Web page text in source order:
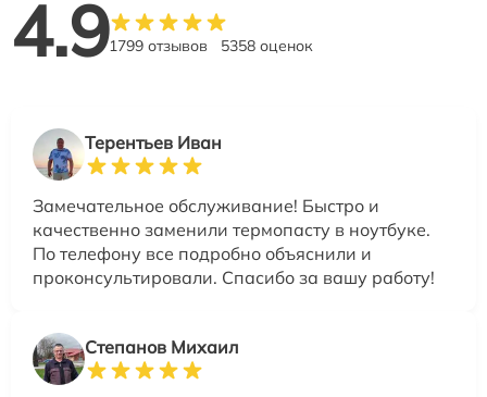
4.91799 отзывов 5358 оценок
Терентьев Иван
Замечательное обслуживание! Быстро и
качественно заменили термопасту в ноутбуке.
По телефону все подробно объяснили и
проконсультировали. Спасибо за вашу работу!
Степанов Михаил